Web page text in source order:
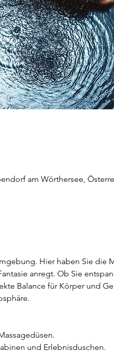
am Wörthersee,
Hier haben Sie die
anregt. Ob Sie
Balance für Körper und
und Erlebnisduschen.